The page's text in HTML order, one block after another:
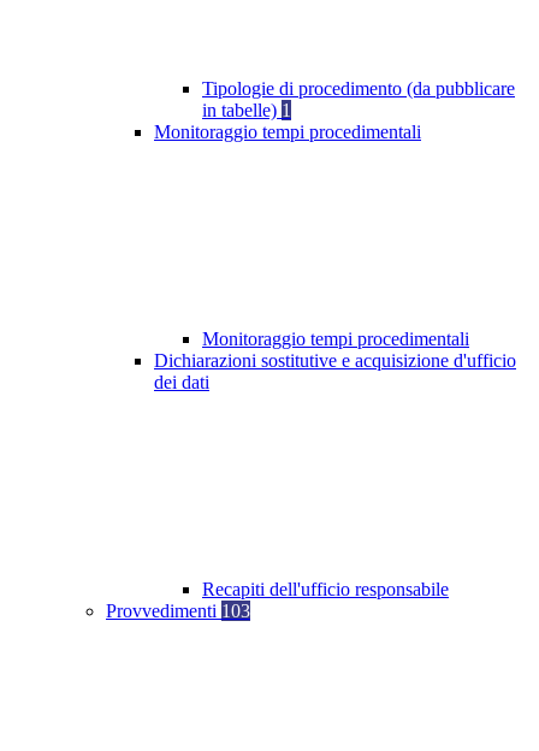
Tipologie di procedimento (da pubblicare
in tabelle) 1
Monitoraggio tempi procedimentali
Monitoraggio tempi procedimentali
Dichiarazioni sostitutive e acquisizione d'ufficio
dei dati
Recapiti dell'ufficio responsabile
Provvedimenti 103